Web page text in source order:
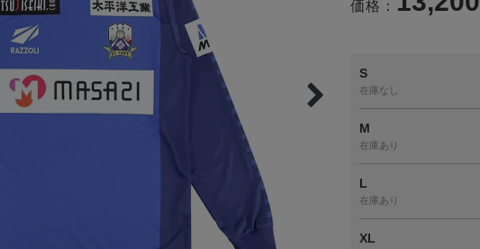
価格：
S
在庫なし
M
在庫あり
L
在庫あり
XL